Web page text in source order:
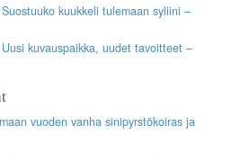
kuukkeli tulemaan syliini –
kuvauspaikka, uudet tavoitteet –
vuoden vanha sinipyrstökoiras ja